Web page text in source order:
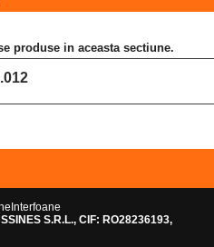
produse in aceasta sectiune.
S.R.L., CIF: RO28236193,